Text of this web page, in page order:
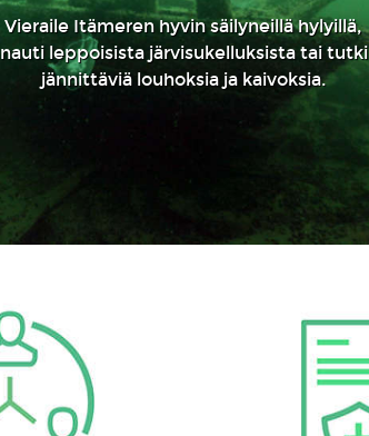
Vieraile Itämeren hyvin säilyneillä hylyillä,
nauti leppoisista järvisukelluksista tai tutki
jännittäviä louhoksia ja kaivoksia.